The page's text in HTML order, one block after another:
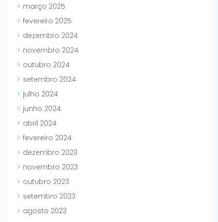
março 2025
fevereiro 2025
dezembro 2024
novembro 2024
outubro 2024
setembro 2024
julho 2024
junho 2024
abril 2024
fevereiro 2024
dezembro 2023
novembro 2023
outubro 2023
setembro 2023
agosto 2023